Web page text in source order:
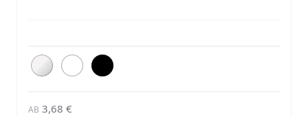
AB 3,68 €